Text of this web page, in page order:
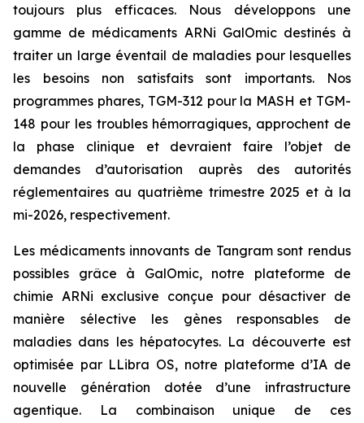
toujours plus efficaces. Nous développons une
gamme de médicaments ARNi GalOmic destinés à
traiter un large éventail de maladies pour lesquelles
les besoins non satisfaits sont importants. Nos
programmes phares, TGM-312 pour la MASH et TGM-
148 pour les troubles hémorragiques, approchent de
la phase clinique et devraient faire l’objet de
demandes d’autorisation auprès des autorités
réglementaires au quatrième trimestre 2025 et à la
mi-2026, respectivement.
Les médicaments innovants de Tangram sont rendus
possibles grâce à GalOmic, notre plateforme de
chimie ARNi exclusive conçue pour désactiver de
manière sélective les gènes responsables de
maladies dans les hépatocytes. La découverte est
optimisée par LLibra OS, notre plateforme d’IA de
nouvelle génération dotée d’une infrastructure
agentique. La combinaison unique de ces